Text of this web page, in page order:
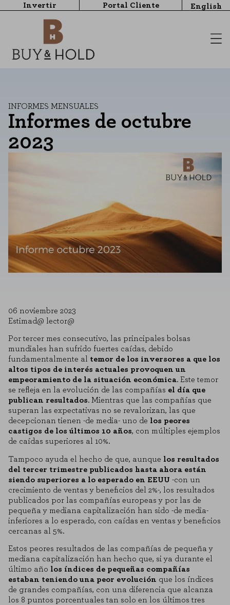
Invertir Portal Cliente English
INFORMES MENSUALES
Informes de octubre
2023
06 noviembre 2023
Estimad@ lector@
Por tercer mes consecutivo, las principales bolsas
mundiales han sufrido fuertes caídas, debido
fundamentalmente al temor de los inversores a que los
altos tipos de interés actuales provoquen un
empeoramiento de la situación económica. Este temor
se refleja en la evolución de las compañías el día que
publican resultados. Mientras que las compañías que
superan las expectativas no se revalorizan, las que
decepcionan tienen -de media- uno de los peores
castigos de los últimos 10 años, con múltiples ejemplos
de caídas superiores al 10%.
Tampoco ayuda el hecho de que, aunque los resultados
del tercer trimestre publicados hasta ahora están
siendo superiores a lo esperado en EEUU -con un
crecimiento de ventas y beneficios del 2%-, los resultados
publicados por las compañías europeas y por las de
pequeña y mediana capitalización han sido -de media-
inferiores a lo esperado, con caídas en ventas y beneficios
cercanas al 5%.
Estos peores resultados de las compañías de pequeña y
mediana capitalización han hecho que, si ya durante el
último año los índices de pequeñas compañías
estaban teniendo una peor evolución que los índices
de grandes compañías, con una diferencia que alcanza
los 8 puntos porcentuales tan solo en los últimos tres